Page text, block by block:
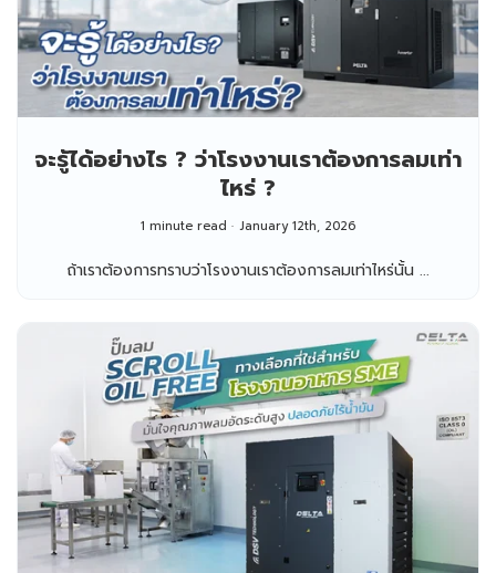
จะรู้ได้อย่างไร ? ว่าโรงงานเราต้องการลมเท่า
ไหร่ ?
1 minute read January 12th, 2026
ถ้าเราต้องการทราบว่าโรงงานเราต้องการลมเท่าไหร่นั้น ...